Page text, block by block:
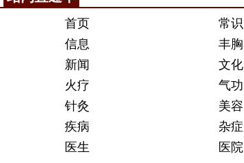
首页 常识
信息
丰胸
新闻
文化
火疗
气功
针灸
美容
疾病
杂症
医生
医院